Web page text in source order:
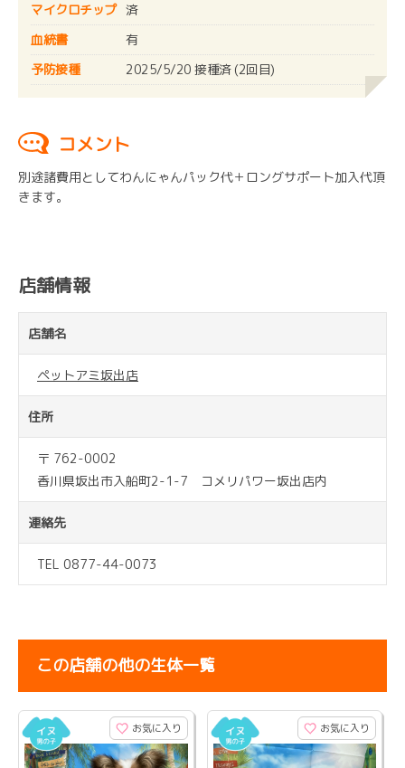
マイクロチップ 済
血統書
有
予防接種
2025/5/20 接種済 (2回目)
コメント
別途諸費用としてわんにゃんパック代＋ロングサポート加入代頂
きます。
店舗情報
店舗名
ペットアミ坂出店
住所
〒 762-0002
香川県坂出市入船町2-1-7 コメリパワー坂出店内
連絡先
TEL 0877-44-0073
この店舗の他の生体一覧
お気に入り お気に入り